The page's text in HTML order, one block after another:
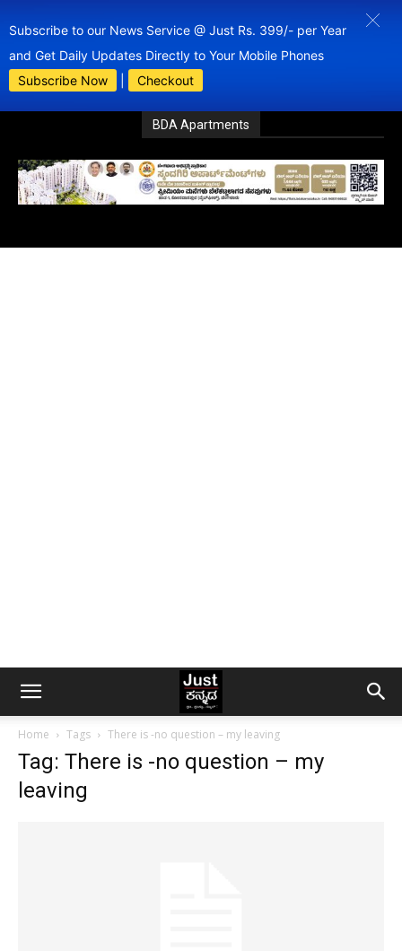
Subscribe to our News Service @ Just Rs. 399/- per Year
and Get Daily Updates Directly to Your Mobile Phones
Subscribe Now
Checkout
BDA Apartments
Home Tags There is -no question – my leaving
Tag: There is -no question – my
leaving